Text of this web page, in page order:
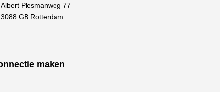
Albert Plesmanweg 77
3088 GB Rotterdam
maken